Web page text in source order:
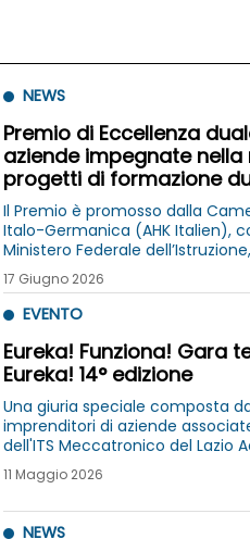
NEWS
Premio di Eccellenza
aziende impegnate nella
progetti di formazione
Il Premio è promosso dalla
Italo-Germanica (AHK Italien),
Ministero Federale
Anziani, delle Donne e della
German Office for
17 Giugno 2026
EVENTO
Eureka! Funziona! Gara
Eureka! 14° edizione
Una giuria speciale composta
imprenditori di aziende
dell'ITS Meccatronico del Lazio
progetti in gara l' 11 maggio
Roma
11 Maggio 2026
NEWS